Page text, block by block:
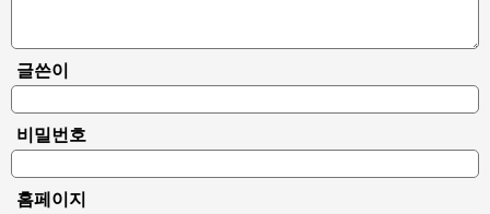
글쓴이
비밀번호
홈페이지